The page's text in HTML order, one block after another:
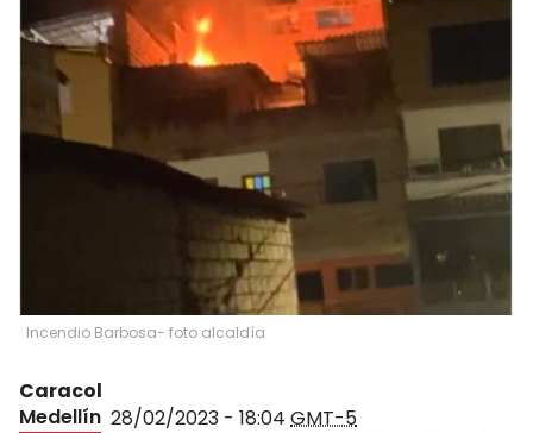
Incendio Barbosa- foto alcaldía
Caracol
Medellín 28/02/2023 - 18:04 GMT-5